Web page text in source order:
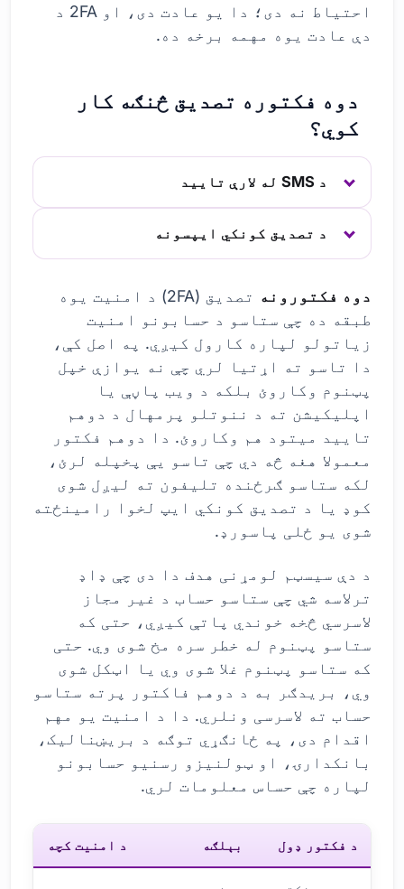
احتیاط نه دی؛ دا یو عادت دی، او 2FA د
دې عادت یوه مهمه برخه ده.
دوه فکتوره تصدیق څنګه کار
کوي؟
د SMS له لارې تایید
د تصدیق کونکي ایپسونه
دوه فکتورونه
تصدیق (2FA) د امنیت یوه
طبقه ده چې ستاسو د حسابونو امنیت
زیاتولو لپاره کارول کیږي. په اصل کې،
دا تاسو ته اړتیا لري چې نه یوازې خپل
پټنوم وکاروئ بلکه د ویب پاڼې یا
اپلیکیشن ته د ننوتلو پرمهال د دوهم
تایید میتود هم وکاروئ. دا دوهم فکتور
معمولا هغه څه دي چې تاسو یې پخپله لرئ،
لکه ستاسو ګرځنده تلیفون ته لیږل شوی
کوډ یا د تصدیق کونکي ایپ لخوا رامینځته
شوی یو ځلی پاسورډ.
د دې سیسټم لومړنی هدف دا دی چې ډاډ
ترلاسه شي چې ستاسو حساب د غیر مجاز
لاسرسي څخه خوندي پاتې کیږي، حتی که
ستاسو پټنوم له خطر سره مخ شوی وي. حتی
که ستاسو پټنوم غلا شوی وي یا اټکل شوی
وي، بریدګر به د دوهم فاکتور پرته ستاسو
حساب ته لاسرسی ونلري. دا د امنیت یو مهم
اقدام دی، په ځانګړي توګه د بریښنالیک،
بانکدارۍ، او ټولنیزو رسنیو حسابونو
لپاره چې حساس معلومات لري.
د فکتور ډول بېلګه د امنیت کچه